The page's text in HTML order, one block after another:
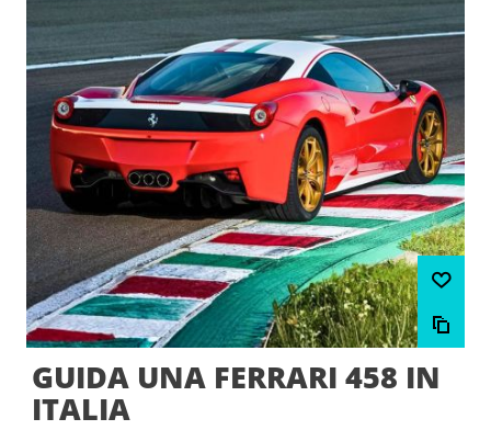
GUIDA UNA FERRARI 458 IN
ITALIA